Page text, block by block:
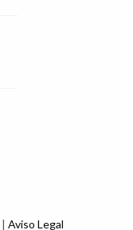
| Aviso Legal